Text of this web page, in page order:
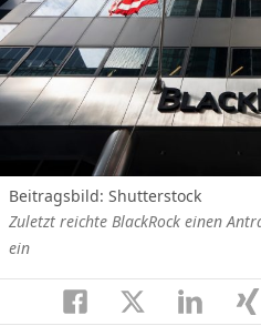
Beitragsbild: Shutterstock
Zuletzt reichte BlackRock einen
ein